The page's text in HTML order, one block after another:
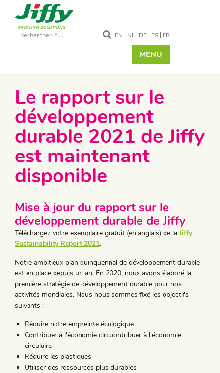
EN NL DE ES FR
MENU
Le rapport sur le
développement
durable 2021 de Jiffy
est maintenant
disponible
Mise à jour du rapport sur le
développement durable de Jiffy
Téléchargez votre exemplaire gratuit (en anglais) de la Jiffy
Sustainability Report 2021.
Notre ambitieux plan quinquennal de développement durable
est en place depuis un an. En 2020, nous avons élaboré la
première stratégie de développement durable pour nos
activités mondiales. Nous nous sommes fixé les objectifs
suivants :
Réduire notre empreinte écologique
Contribuer à l'économie circuontribuer à l'économie
circulaire –
Réduire les plastiques
Utiliser des ressources plus durables